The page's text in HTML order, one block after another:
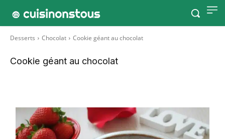
Desserts Chocolat Cookie géant au chocolat
Cookie géant au chocolat